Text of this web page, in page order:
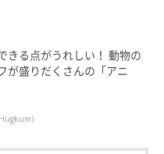
きる点がうれしい！ 動物の
が盛りだくさんの「アニ